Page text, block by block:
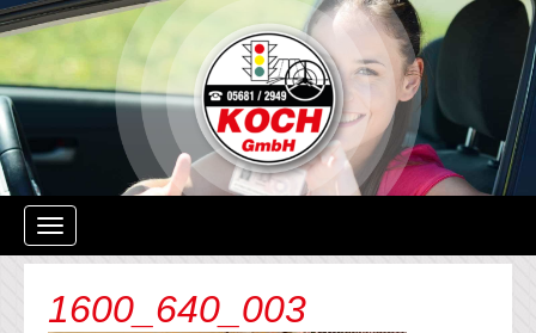
Navigation
ein-/ausblenden
1600_640_003